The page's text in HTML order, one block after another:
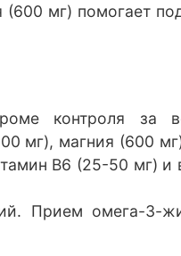
мг) помогает
контроля за
мг), магния (600
В6 (25-50 мг) и
Прием омега-3-